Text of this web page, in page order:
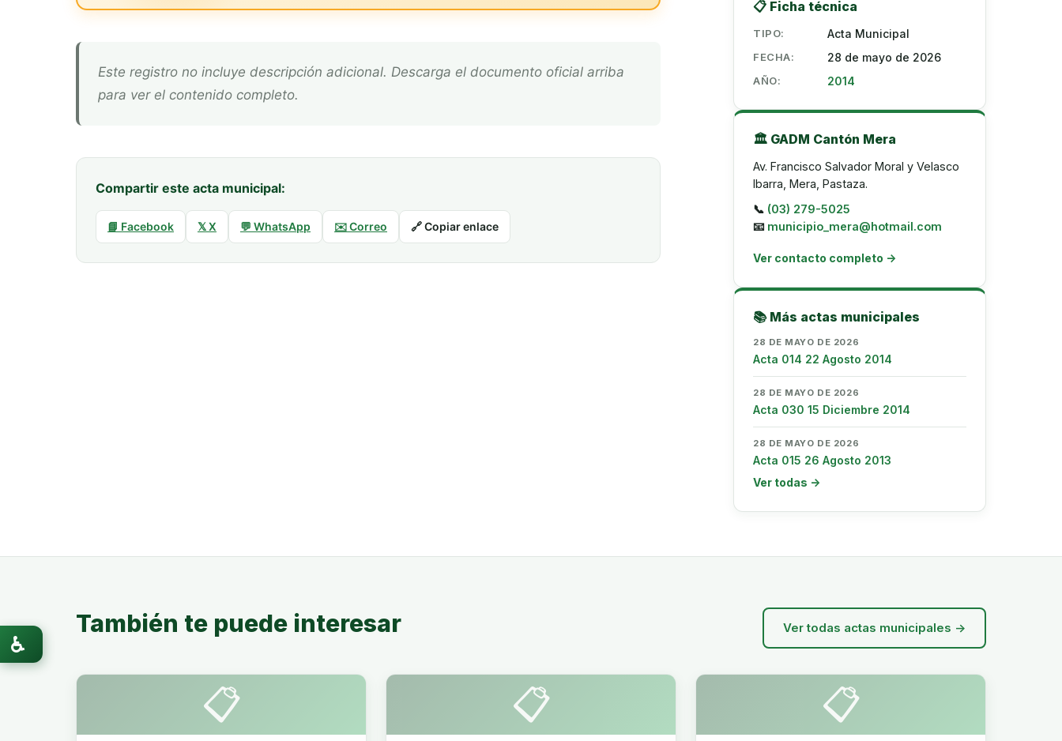
Este registro no incluye descripción adicional. Descarga el documento oficial arriba
para ver el contenido completo.
Compartir este acta municipal:
📘 Facebook 𝕏 X 💬 WhatsApp ✉️ Correo 🔗 Copiar enlace
📋 Ficha técnica
TIPO: Acta Municipal
FECHA: 28 de mayo de 2026
AÑO: 2014
🏛️ GADM Cantón Mera
Av. Francisco Salvador Moral y Velasco
Ibarra, Mera, Pastaza.
📞 (03) 279-5025
📧 municipio_mera@hotmail.com
Ver contacto completo →
📚 Más actas municipales
28 DE MAYO DE 2026
Acta 014 22 Agosto 2014
28 DE MAYO DE 2026
Acta 030 15 Diciembre 2014
28 DE MAYO DE 2026
Acta 015 26 Agosto 2013
Ver todas →
También te puede interesar Ver todas actas municipales →
📋 📋 📋
♿